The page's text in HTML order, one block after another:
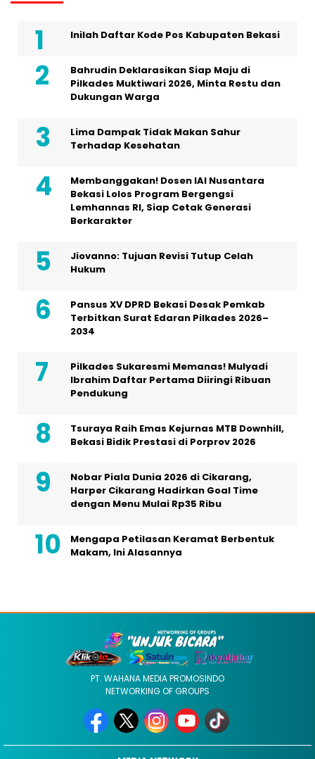
Inilah Daftar Kode Pos Kabupaten Bekasi
Bahrudin Deklarasikan Siap Maju di
Pilkades Muktiwari 2026, Minta Restu dan
Dukungan Warga
Lima Dampak Tidak Makan Sahur
Terhadap Kesehatan
Membanggakan! Dosen IAI Nusantara
Bekasi Lolos Program Bergengsi
Lemhannas RI, Siap Cetak Generasi
Berkarakter
Jiovanno: Tujuan Revisi Tutup Celah
Hukum
Pansus XV DPRD Bekasi Desak Pemkab
Terbitkan Surat Edaran Pilkades 2026–
2034
Pilkades Sukaresmi Memanas! Mulyadi
Ibrahim Daftar Pertama Diiringi Ribuan
Pendukung
Tsuraya Raih Emas Kejurnas MTB Downhill,
Bekasi Bidik Prestasi di Porprov 2026
Nobar Piala Dunia 2026 di Cikarang,
Harper Cikarang Hadirkan Goal Time
dengan Menu Mulai Rp35 Ribu
Mengapa Petilasan Keramat Berbentuk
Makam, Ini Alasannya
PT. WAHANA MEDIA PROMOSINDO
NETWORKING OF GROUPS